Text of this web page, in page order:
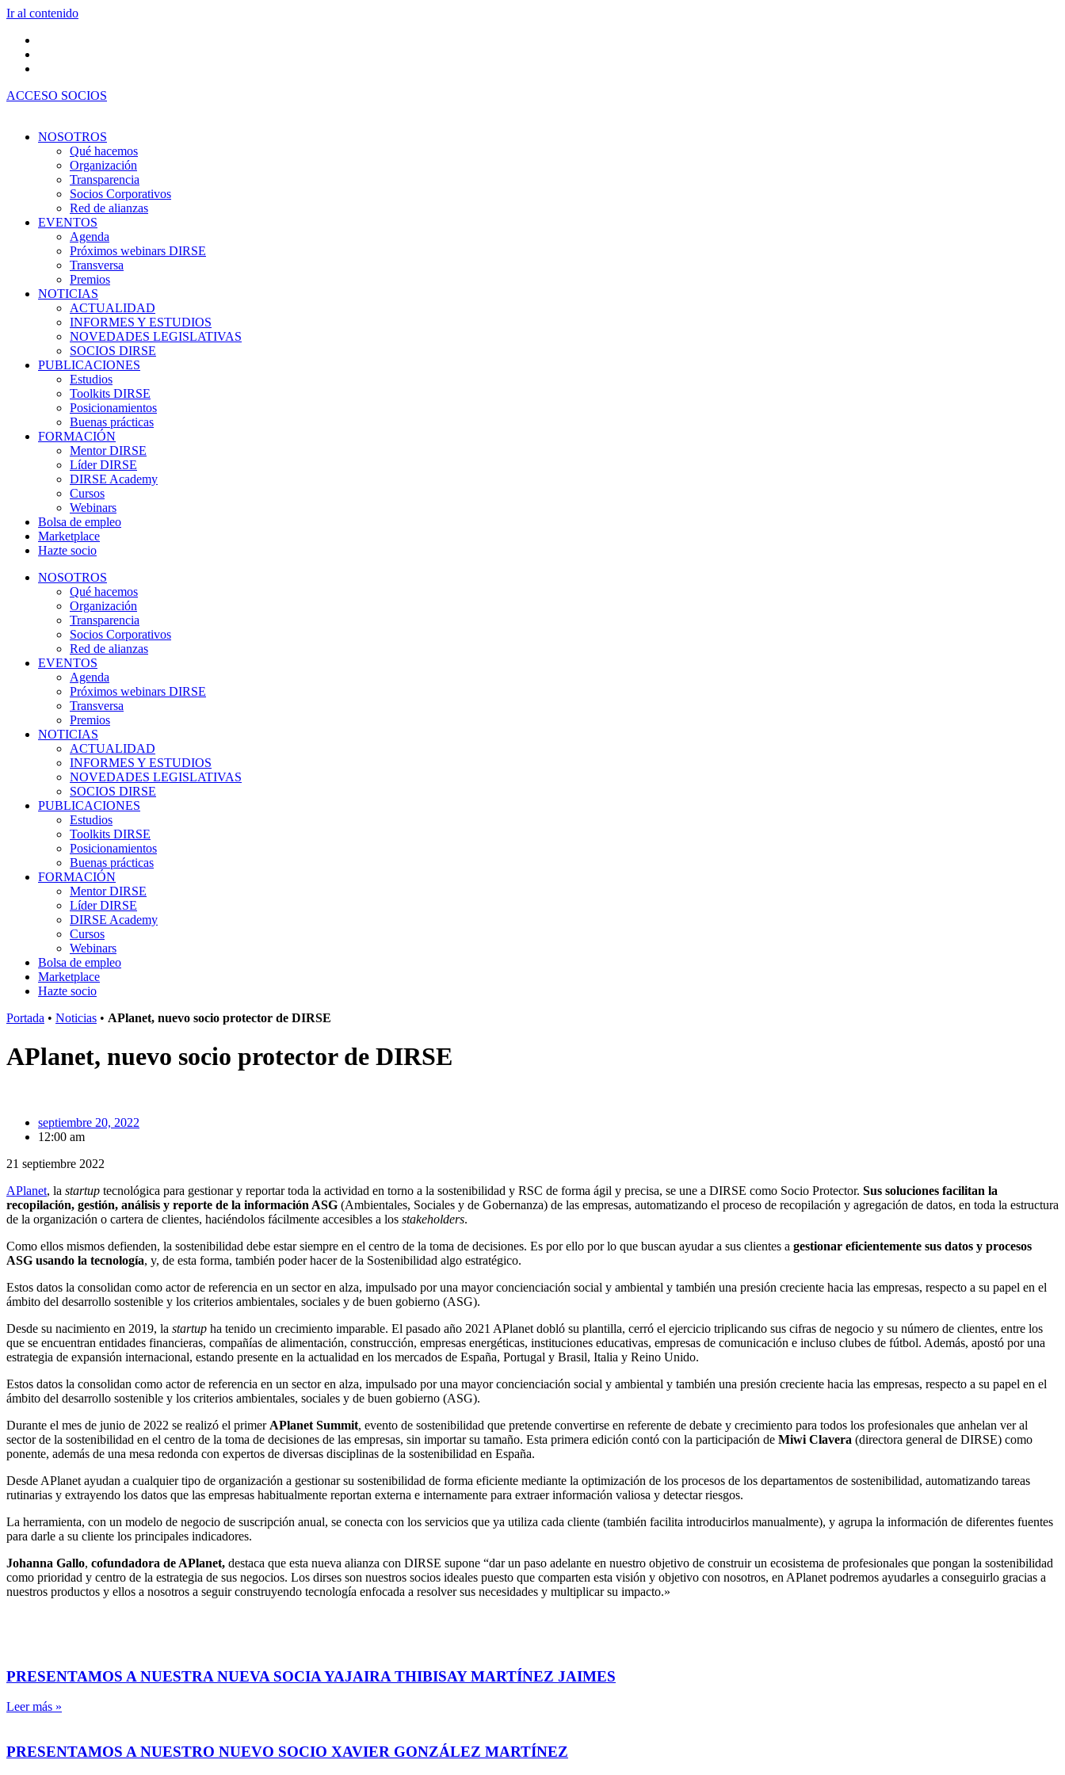
Ir al contenido
ACCESO SOCIOS
NOSOTROS
Qué hacemos
Organización
Transparencia
Socios Corporativos
Red de alianzas
EVENTOS
Agenda
Próximos webinars DIRSE
Transversa
Premios
NOTICIAS
ACTUALIDAD
INFORMES Y ESTUDIOS
NOVEDADES LEGISLATIVAS
SOCIOS DIRSE
PUBLICACIONES
Estudios
Toolkits DIRSE
Posicionamientos
Buenas prácticas
FORMACIÓN
Mentor DIRSE
Líder DIRSE
DIRSE Academy
Cursos
Webinars
Bolsa de empleo
Marketplace
Hazte socio
NOSOTROS
Qué hacemos
Organización
Transparencia
Socios Corporativos
Red de alianzas
EVENTOS
Agenda
Próximos webinars DIRSE
Transversa
Premios
NOTICIAS
ACTUALIDAD
INFORMES Y ESTUDIOS
NOVEDADES LEGISLATIVAS
SOCIOS DIRSE
PUBLICACIONES
Estudios
Toolkits DIRSE
Posicionamientos
Buenas prácticas
FORMACIÓN
Mentor DIRSE
Líder DIRSE
DIRSE Academy
Cursos
Webinars
Bolsa de empleo
Marketplace
Hazte socio
Portada • Noticias • APlanet, nuevo socio protector de DIRSE
APlanet, nuevo socio protector de DIRSE
septiembre 20, 2022
12:00 am
21 septiembre 2022
APlanet, la startup tecnológica para gestionar y reportar toda la actividad en torno a la sostenibilidad y RSC de forma ágil y precisa, se une a DIRSE como Socio Protector. Sus soluciones facilitan la
recopilación, gestión, análisis y reporte de la información ASG (Ambientales, Sociales y de Gobernanza) de las empresas, automatizando el proceso de recopilación y agregación de datos, en toda la estructura
de la organización o cartera de clientes, haciéndolos fácilmente accesibles a los stakeholders.
Como ellos mismos defienden, la sostenibilidad debe estar siempre en el centro de la toma de decisiones. Es por ello por lo que buscan ayudar a sus clientes a gestionar eficientemente sus datos y procesos
ASG usando la tecnología, y, de esta forma, también poder hacer de la Sostenibilidad algo estratégico.
Estos datos la consolidan como actor de referencia en un sector en alza, impulsado por una mayor concienciación social y ambiental y también una presión creciente hacia las empresas, respecto a su papel en el
ámbito del desarrollo sostenible y los criterios ambientales, sociales y de buen gobierno (ASG).
Desde su nacimiento en 2019, la startup ha tenido un crecimiento imparable. El pasado año 2021 APlanet dobló su plantilla, cerró el ejercicio triplicando sus cifras de negocio y su número de clientes, entre los
que se encuentran entidades financieras, compañías de alimentación, construcción, empresas energéticas, instituciones educativas, empresas de comunicación e incluso clubes de fútbol. Además, apostó por una
estrategia de expansión internacional, estando presente en la actualidad en los mercados de España, Portugal y Brasil, Italia y Reino Unido.
Estos datos la consolidan como actor de referencia en un sector en alza, impulsado por una mayor concienciación social y ambiental y también una presión creciente hacia las empresas, respecto a su papel en el
ámbito del desarrollo sostenible y los criterios ambientales, sociales y de buen gobierno (ASG).
Durante el mes de junio de 2022 se realizó el primer APlanet Summit, evento de sostenibilidad que pretende convertirse en referente de debate y crecimiento para todos los profesionales que anhelan ver al
sector de la sostenibilidad en el centro de la toma de decisiones de las empresas, sin importar su tamaño. Esta primera edición contó con la participación de Miwi Clavera (directora general de DIRSE) como
ponente, además de una mesa redonda con expertos de diversas disciplinas de la sostenibilidad en España.
Desde APlanet ayudan a cualquier tipo de organización a gestionar su sostenibilidad de forma eficiente mediante la optimización de los procesos de los departamentos de sostenibilidad, automatizando tareas
rutinarias y extrayendo los datos que las empresas habitualmente reportan externa e internamente para extraer información valiosa y detectar riesgos.
La herramienta, con un modelo de negocio de suscripción anual, se conecta con los servicios que ya utiliza cada cliente (también facilita introducirlos manualmente), y agrupa la información de diferentes fuentes
para darle a su cliente los principales indicadores.
Johanna Gallo, cofundadora de APlanet, destaca que esta nueva alianza con DIRSE supone “dar un paso adelante en nuestro objetivo de construir un ecosistema de profesionales que pongan la sostenibilidad
como prioridad y centro de la estrategia de sus negocios. Los dirses son nuestros socios ideales puesto que comparten esta visión y objetivo con nosotros, en APlanet podremos ayudarles a conseguirlo gracias a
nuestros productos y ellos a nosotros a seguir construyendo tecnología enfocada a resolver sus necesidades y multiplicar su impacto.»
PRESENTAMOS A NUESTRA NUEVA SOCIA YAJAIRA THIBISAY MARTÍNEZ JAIMES
Leer más »
PRESENTAMOS A NUESTRO NUEVO SOCIO XAVIER GONZÁLEZ MARTÍNEZ